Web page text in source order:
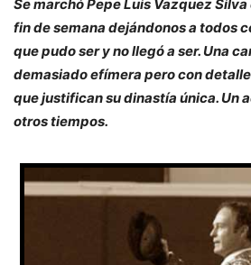
Se marchó Pepe Luis Vazquez
fin de semana dejándonos a todos
que pudo ser y no llegó a ser. Una
demasiado efímera pero con
que justifican su dinastía única. Un
otros tiempos.